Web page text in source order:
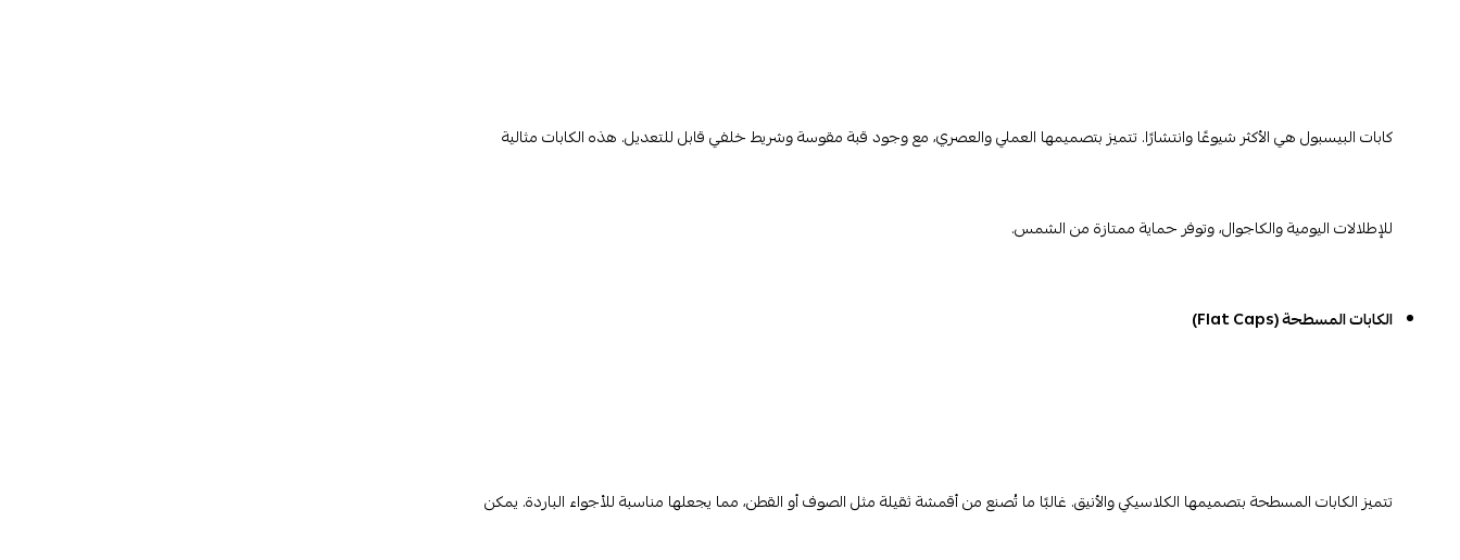
كابات البيسبول هي الأكثر شيوعًا وانتشارًا. تتميز بتصميمها العملي والعصري، مع وجود قبة مقوسة وشريط خلفي قابل للتعديل. هذه الكابات مثالية
للإطلالات اليومية والكاجوال، وتوفر حماية ممتازة من الشمس.
الكابات المسطحة (Flat Caps)
تتميز الكابات المسطحة بتصميمها الكلاسيكي والأنيق. غالبًا ما تُصنع من أقمشة ثقيلة مثل الصوف أو القطن، مما يجعلها مناسبة للأجواء الباردة. يمكن